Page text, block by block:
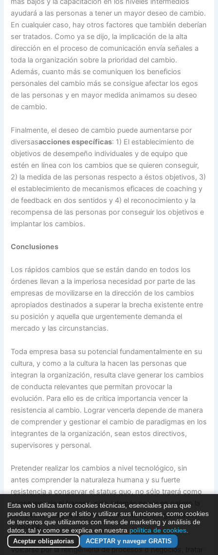
ayudará a las personas a tener un mayor deseo de cambio.
En cualquier caso, hay otros factores que también deberían
ser tratados. Como ya se dijo, la implicación de la alta
dirección en el proceso de comunicación envía señales a
toda la organización sobre la prioridad del cambio.
Además, cuanto más se comuniquen los beneficios
personales del cambio más se consigue afectar los egos
de las personas y en mayor medida animamos su deseo
de cambio.
Finalmente, el deseo de cambio puede aumentarse por
diversasacciones específicas: 1) El establecimiento de
objetivos de desempeño individuales y de equipo que
estén en línea con los cambios que se quieren conseguir,
2) la medida de las personas respecto a éstos objetivos, 3)
el establecimiento de mecanismos eficaces de coaching y
de feedback en dos sentidos y 4) el reconocimiento y la
recompensa de las personas por conseguir los objetivos e
implantar los cambios.
Conclusiones
Los rápidos cambios que se están dando en todos los
órdenes llevan a la imperiosa necesidad por parte de las
empresas de movilizarse en la dirección de los cambios
apropiados destinados a superar la brecha existente entre
su posición y aquella que urgentemente demanda el
mercado y las circunstancias.
Toda empresa basa su potencial fundamentalmente en su
cultura, y como a la cultura la hacen las personas que
integran la organización, resulta clave generar los cambios
de conducta relevantes que permitan provocar la
evolución. Para ello es de crítica importancia vencer la
resistencia al cambio. Lograr vencerla depende de manera
de comprender y gestionar el cambio de paradigmas en los
integrantes de la organización, sean estos directivos,
supervisores y personal.
Pretender realizar los cambios a nivel tecnológico, sin
antes comprender la naturaleza humana y su fuerte
resistencia a conservar el status quo, no sólo traerá como
consecuencia el fracaso, sino además poner en peligro la
competitividad y la continuidad misma de la organización
como tal.
Volcarse por la reingeniería de procesos o negocios, tratar
Esta web utiliza tanto cookies técnicas, esenciales para que
puedas navegar por el sitio y utilizar sus funciones, como cookies
de terceros que utilizamos con fines de marketing y análisis de
datos, tal y como se explica en nuestra política de cookies
Aceptar obligatorias ACEPTAR y navegar GRATIS